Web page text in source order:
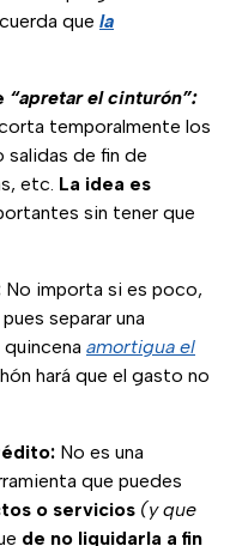
que la
“apretar el cinturón”:
temporalmente los
de fin de
etc. La idea es
sin tener que
No importa si es poco,
pues separar una
amortigua el
hará que el gasto no
No es una
que puedes
o servicios (y que
de no liquidarla a fin